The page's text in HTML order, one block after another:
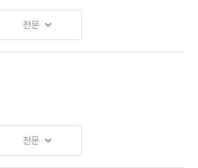
전문
전문